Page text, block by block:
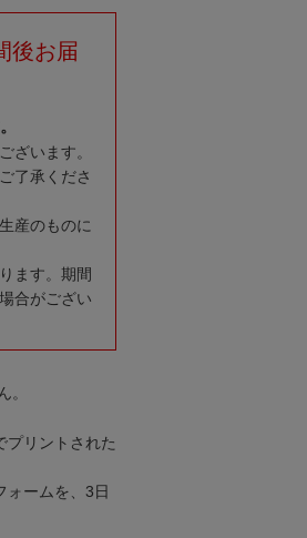
後お届
ざいます。
了承くださ
産のものに
ます。期間
合がござい
。
プリントされた
ォームを、3日